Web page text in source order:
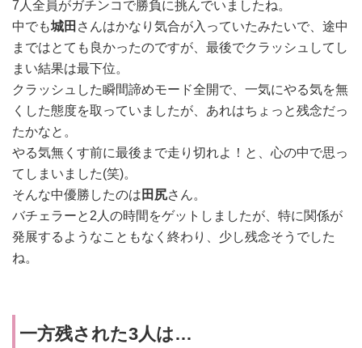
7人全員がガチンコで勝負に挑んでいましたね。
中でも城田 さんはかなり気合が入っていたみたいで、途中
まではとても良かったのですが、最後でクラッシュしてし
まい結果は最下位。
クラッシュした瞬間諦めモード全開で、一気にやる気を無
くした態度を取っていましたが、あれはちょっと残念だっ
たかなと。
やる気無くす前に最後まで走り切れよ！と、心の中で思っ
てしまいました(笑)。
そんな中優勝したのは 田尻さん。
バチェラーと2人の時間をゲットしましたが、特に関係が
発展するようなこともなく終わり、少し残念そうでした
ね。
一方残された3人は…